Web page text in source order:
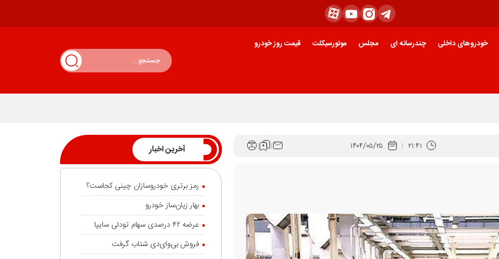
خودروهای داخلی چندرسانه ای مجلس موتورسیکلت قیمت روز خودرو
۲۱:۴۱ ۱۴۰۴/۰۵/۲۵ آخرین اخبار
رمز برتری خودروسازان چینی کجاست؟
بهار زیان‌ساز خودرو
عرضه ۴۲ درصدی سهام تودلی سایپا
فروش بی‌وای‌دی شتاب گرفت